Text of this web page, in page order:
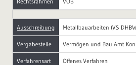
Ausschreibung Metallbauarbeiten (VS
Vergabestelle Vermögen und Bau Amt
Verfahrensart Offenes Verfahren